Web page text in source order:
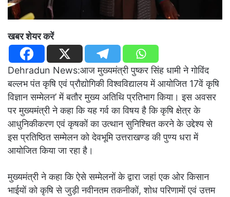
खबर शेयर करें
Dehradun News:आज मुख्यमंत्री पुष्कर सिंह धामी ने गोविंद
बल्लभ पंत कृषि एवं प्रौद्योगिकी विश्वविद्यालय में आयोजित 17वें कृषि
विज्ञान सम्मेलन’ में बतौर मुख्य अतिथि प्रतिभाग किया। इस अवसर
पर मुख्यमंत्री ने कहा कि यह गर्व का विषय है कि कृषि क्षेत्र के
आधुनिकीकरण एवं कृषकों का उत्थान सुनिश्चित करने के उद्देश्य से
इस प्रतिष्ठित सम्मेलन को देवभूमि उत्तराखण्ड की पुण्य धरा में
आयोजित किया जा रहा है।
मुख्यमंत्री ने कहा कि ऐसे सम्मेलनों के द्वारा जहां एक ओर किसान
भाईयों को कृषि से जुड़ी नवीनतम तकनीकों, शोध परिणामों एवं उत्तम